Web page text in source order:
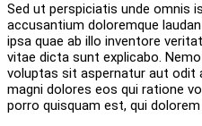
Sed ut perspiciatis unde omnis
accusantium doloremque
ipsa quae ab illo inventore
vitae dicta sunt explicabo.
voluptas sit aspernatur aut odit
magni dolores eos qui ratione
porro quisquam est, qui